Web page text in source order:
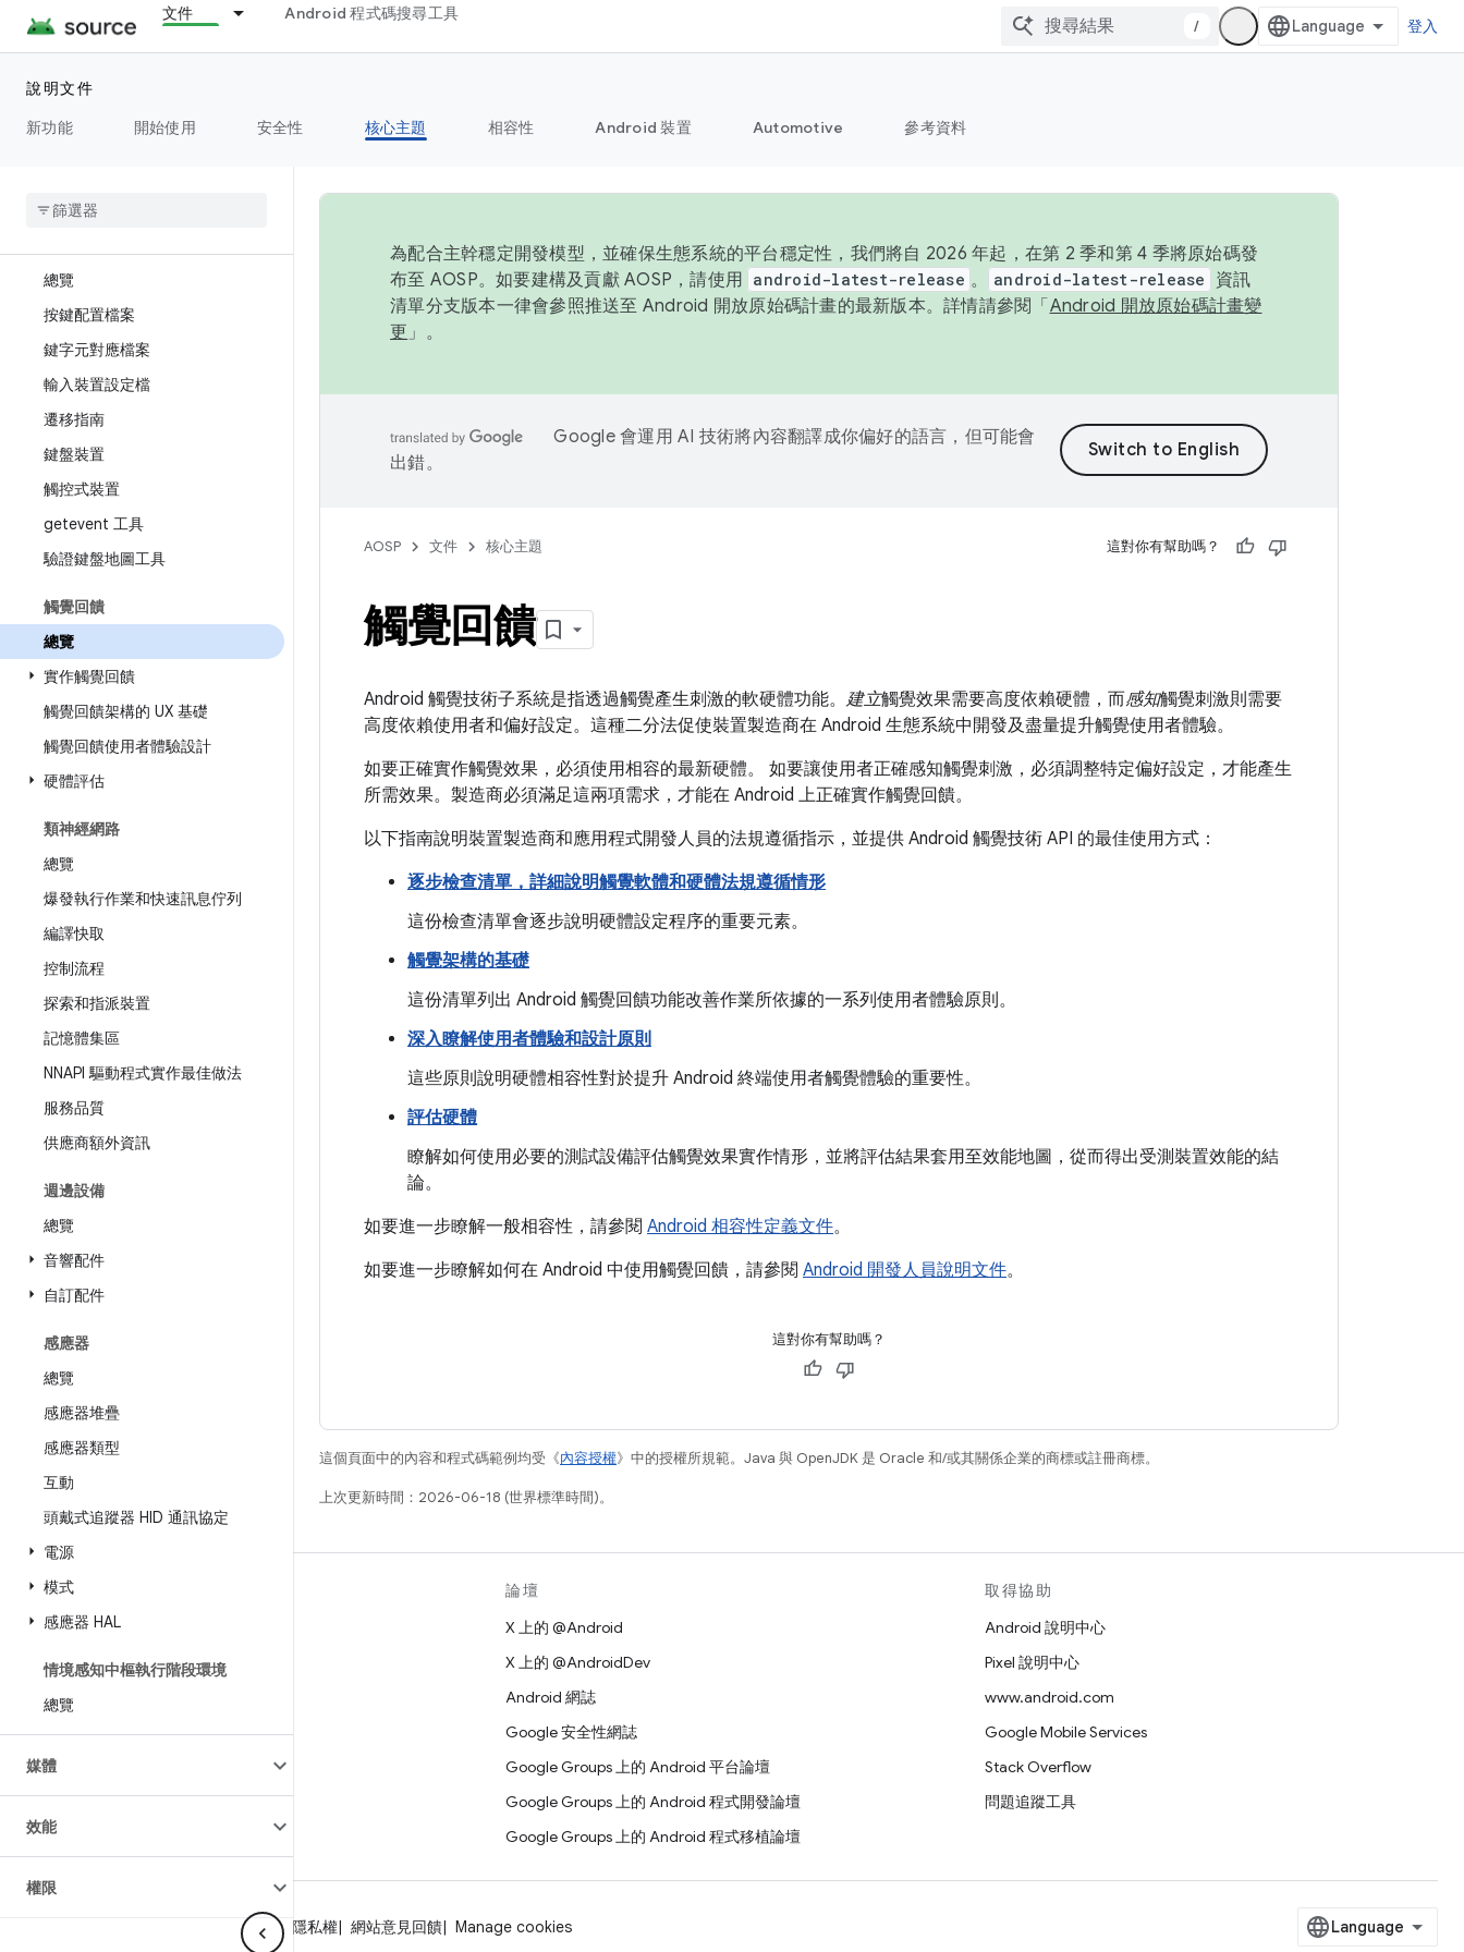
文件 Android 程式碼搜尋工具
/ 登入
說明文件
新功能
開始使用 安全性 核心主題 相容性 Android 裝置 Automotive 參考資料
字型
圖像
總覽
按鍵配置檔案
鍵字元對應檔案
輸入裝置設定檔
遷移指南
鍵盤裝置
觸控式裝置
getevent 工具
驗證鍵盤地圖工具
觸覺回饋
總覽
實作觸覺回饋
觸覺回饋架構的 UX 基礎
觸覺回饋使用者體驗設計
硬體評估
類神經網路
總覽
爆發執行作業和快速訊息佇列
編譯快取
控制流程
探索和指派裝置
記憶體集區
NNAPI 驅動程式實作最佳做法
服務品質
供應商額外資訊
週邊設備
總覽
音響配件
自訂配件
感應器
總覽
感應器堆疊
感應器類型
互動
頭戴式追蹤器 HID 通訊協定
電源
模式
感應器 HAL
情境感知中樞執行階段環境
總覽
媒體
效能
權限
為配合主幹穩定開發模型，並確保生態系統的平台穩定性，我們將自 2026 年起，在第 2 季和第 4 季將原始碼發
布至 AOSP。如要建構及貢獻 AOSP，請使用 android-latest-release 。 android-latest-release
資訊
清單分支版本一律會參照推送至 Android 開放原始碼計畫的最新版本。詳情請參閱「 Android 開放原始碼計畫變
更 」。
Google 會運用 AI 技術將內容翻譯成你偏好的語言，但可能會
出錯。
AOSP 文件 核心主題 這對你有幫助嗎？
觸覺回饋
Android 觸覺技術子系統是指透過觸覺產生刺激的軟硬體功能。建立觸覺效果需要高度依賴硬體，而感知觸覺刺激則需要
高度依賴使用者和偏好設定。這種二分法促使裝置製造商在 Android 生態系統中開發及盡量提升觸覺使用者體驗。
如要正確實作觸覺效果，必須使用相容的最新硬體。 如要讓使用者正確感知觸覺刺激，必須調整特定偏好設定，才能產生
所需效果。製造商必須滿足這兩項需求，才能在 Android 上正確實作觸覺回饋。
以下指南說明裝置製造商和應用程式開發人員的法規遵循指示，並提供 Android 觸覺技術 API 的最佳使用方式：
逐步檢查清單，詳細說明觸覺軟體和硬體法規遵循情形
這份檢查清單會逐步說明硬體設定程序的重要元素。
觸覺架構的基礎
這份清單列出 Android 觸覺回饋功能改善作業所依據的一系列使用者體驗原則。
深入瞭解使用者體驗和設計原則
這些原則說明硬體相容性對於提升 Android 終端使用者觸覺體驗的重要性。
評估硬體
瞭解如何使用必要的測試設備評估觸覺效果實作情形，並將評估結果套用至效能地圖，從而得出受測裝置效能的結
論。
如要進一步瞭解一般相容性，請參閱 Android 相容性定義文件。
如要進一步瞭解如何在 Android 中使用觸覺回饋，請參閱 Android 開發人員說明文件。
這對你有幫助嗎？
這個頁面中的內容和程式碼範例均受《內容授權》中的授權所規範。Java 與 OpenJDK 是 Oracle 和/或其關係企業的商標或註冊商標。
上次更新時間：2026-06-18 (世界標準時間)。
版本
Android 程式庫
相關規定
下載程式碼
預覽二進位檔
原廠映像檔
驅動程式二進位檔
論壇
X 上的 @Android
X 上的 @AndroidDev
Android 網誌
Google 安全性網誌
Google Groups 上的 Android 平台論壇
Google Groups 上的 Android 程式開發論壇
Google Groups 上的 Android 程式移植論壇
取得協助
Android 說明中心
Pixel 說明中心
www.android.com
Google Mobile Services
Stack Overflow
問題追蹤工具
授權 隱私權 網站意見回饋 Manage cookies